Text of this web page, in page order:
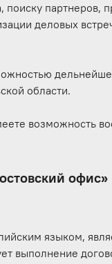
партнеров,
деловых
области.
возможность
офис»
языком,
выполнение